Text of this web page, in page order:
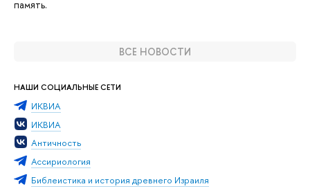
память.
ВСЕ НОВОСТИ
НАШИ СОЦИАЛЬНЫЕ СЕТИ
ИКВИА
ИКВИА
Античность
Ассириология
Библеистика и история древнего Израиля